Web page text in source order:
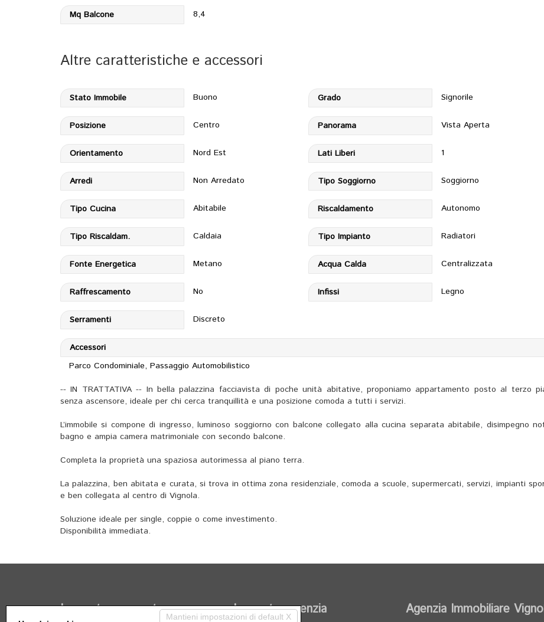
Mq Balcone 8,4
Altre caratteristiche e accessori
Stato Immobile Buono Grado Signorile
Posizione Centro Panorama Vista Aperta
Orientamento Nord Est Lati Liberi 1
Arredi Non Arredato Tipo Soggiorno Soggiorno
Tipo Cucina Abitabile Riscaldamento Autonomo
Tipo Riscaldam. Caldaia Tipo Impianto Radiatori
Fonte Energetica Metano Acqua Calda Centralizzata
Raffrescamento No Infissi Legno
Serramenti Discreto
Accessori
Parco Condominiale, Passaggio Automobilistico
-- IN TRATTATIVA -- In bella palazzina facciavista di poche unità abitative, proponiamo appartamento posto al terzo
senza ascensore, ideale per chi cerca tranquillità e una posizione comoda a tutti i servizi.
L’immobile si compone di ingresso, luminoso soggiorno con balcone collegato alla cucina separata abitabile, disimpegno
bagno e ampia camera matrimoniale con secondo balcone.
Completa la proprietà una spaziosa autorimessa al piano terra.
La palazzina, ben abitata e curata, si trova in ottima zona residenziale, comoda a scuole, supermercati, servizi, impianti
e ben collegata al centro di Vignola.
Soluzione ideale per single, coppie o come investimento.
Disponibilità immediata.
Le nostre proposte La nostra agenzia Agenzia Immobiliare
Mantieni impostazioni di default X